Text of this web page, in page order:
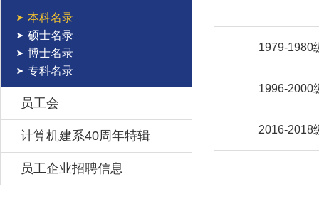
本科名录
硕士名录
博士名录
专科名录
员工会
计算机建系40周年特辑
员工企业招聘信息
1979-1980
1996-2000
2016-2018